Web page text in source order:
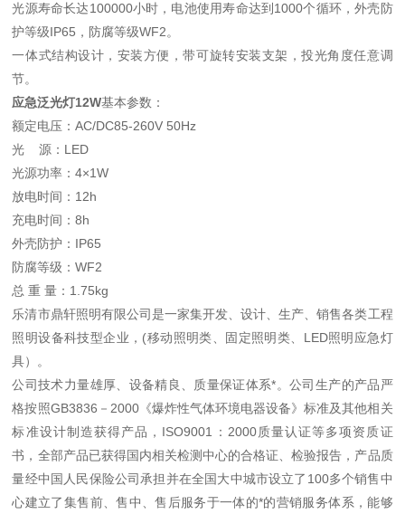
光源寿命长达100000小时，电池使用寿命达到1000个循环，外壳防
护等级IP65，防腐等级WF2。
一体式结构设计，安装方便，带可旋转安装支架，投光角度任意调
节。
应急泛光灯12W基本参数：
额定电压：AC/DC85-260V 50Hz
光 源：LED
光源功率：4×1W
放电时间：12h
充电时间：8h
外壳防护：IP65
防腐等级：WF2
总 重 量：1.75kg
乐清市鼎轩照明有限公司是一家集开发、设计、生产、销售各类工程
照明设备科技型企业，(移动照明类、固定照明类、LED照明应急灯
具）。
公司技术力量雄厚、设备精良、质量保证体系*。公司生产的产品严
格按照GB3836－2000《爆炸性气体环境电器设备》标准及其他相关
标准设计制造获得产品，ISO9001：2000质量认证等多项资质证
书，全部产品已获得国内相关检测中心的合格证、检验报告，产品质
量经中国人民保险公司承担并在全国大中城市设立了100多个销售中
心建立了集售前、售中、售后服务于一体的*的营销服务体系，能够